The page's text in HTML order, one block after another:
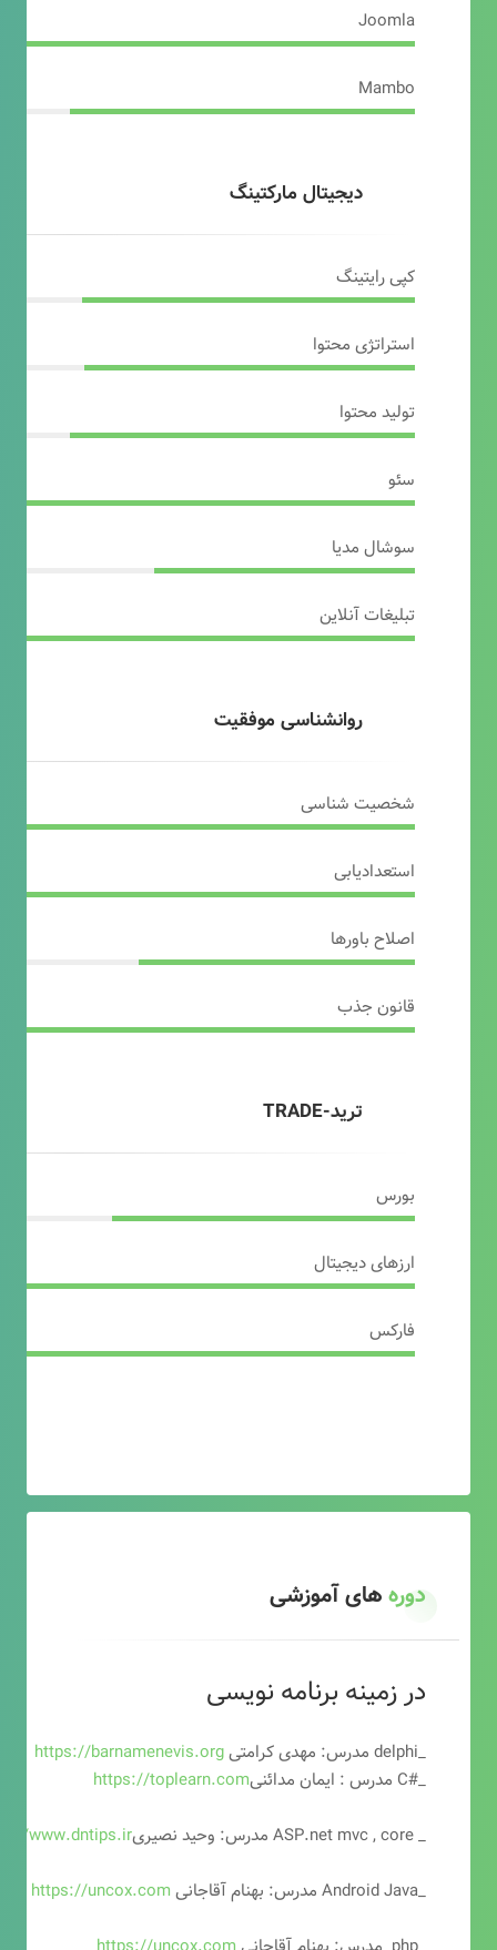
Joomla
Mambo
دیجیتال مارکتینگ
کپی رایتینگ
استراتژی محتوا
تولید محتوا
سئو
سوشال مدیا
تبلیغات آنلاین
روانشناسی موفقیت
شخصیت شناسی
استعدادیابی
اصلاح باورها
قانون جذب
ترید-TRADE
بورس
ارزهای دیجیتال
فارکس
دورههای آموزشی
در زمینه برنامه نویسی
_delphi مدرس: مهدی کرامتی
https://barnamenevis.org
_#C مدرس : ایمان مدائنی
https://toplearn.com
_ ASP.net mvc , core مدرس: وحید نصیری
www.dntips.ir
_Android Java مدرس: بهنام آقاجانی
https://uncox.com